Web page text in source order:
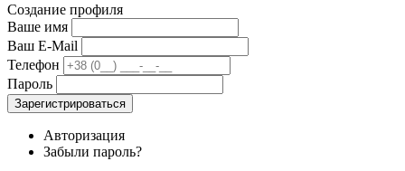
Создание профиля
Ваше имя
Ваш E-Mail
Телефон
Пароль
Зарегистрироваться
Авторизация
Забыли пароль?